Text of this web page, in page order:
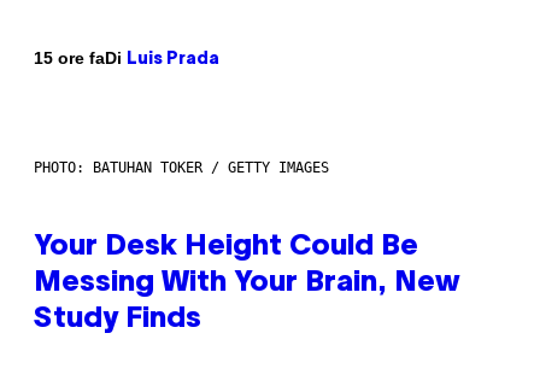
15 ore faDi Luis Prada
PHOTO: BATUHAN TOKER / GETTY IMAGES
Your Desk Height Could Be
Messing With Your Brain, New
Study Finds